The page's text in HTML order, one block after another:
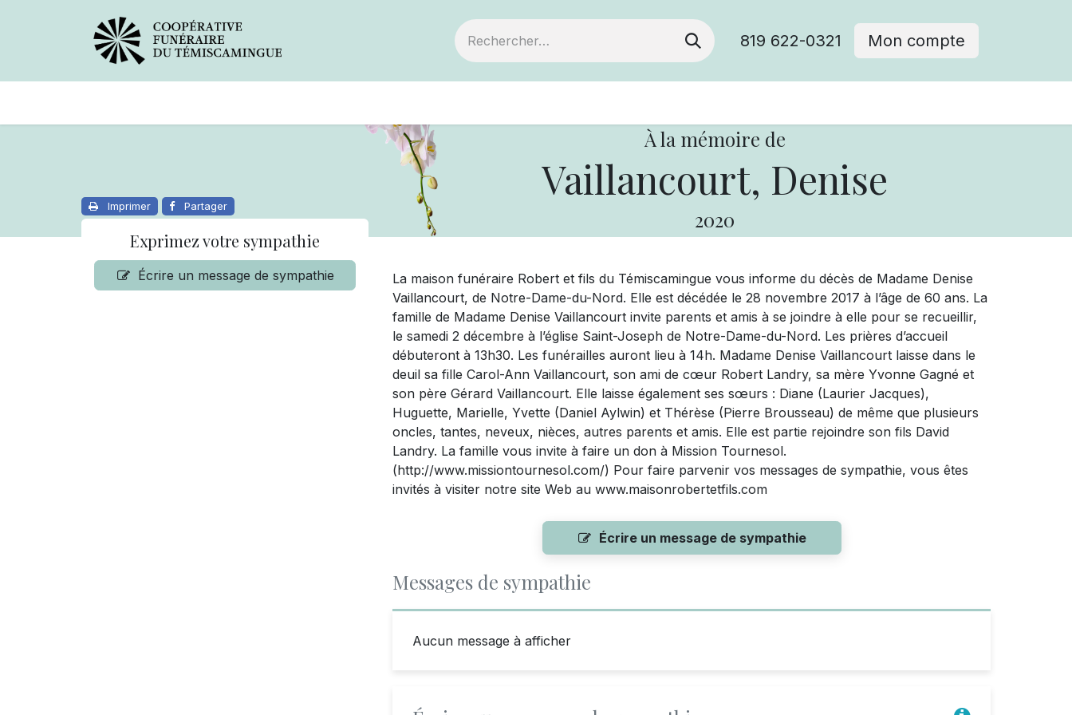
819 622-0321 Mon compte
À la mémoire de
Vaillancourt, Denise
2020
Imprimer Partager
Exprimez votre sympathie
Écrire un message de sympathie
La maison funéraire Robert et fils du Témiscamingue vous informe du décès de Madame Denise
Vaillancourt, de Notre-Dame-du-Nord. Elle est décédée le 28 novembre 2017 à l’âge de 60 ans. La
famille de Madame Denise Vaillancourt invite parents et amis à se joindre à elle pour se recueillir,
le samedi 2 décembre à l’église Saint-Joseph de Notre-Dame-du-Nord. Les prières d’accueil
débuteront à 13h30. Les funérailles auront lieu à 14h. Madame Denise Vaillancourt laisse dans le
deuil sa fille Carol-Ann Vaillancourt, son ami de cœur Robert Landry, sa mère Yvonne Gagné et
son père Gérard Vaillancourt. Elle laisse également ses sœurs : Diane (Laurier Jacques),
Huguette, Marielle, Yvette (Daniel Aylwin) et Thérèse (Pierre Brousseau) de même que plusieurs
oncles, tantes, neveux, nièces, autres parents et amis. Elle est partie rejoindre son fils David
Landry. La famille vous invite à faire un don à Mission Tournesol.
(http://www.missiontournesol.com/) Pour faire parvenir vos messages de sympathie, vous êtes
invités à visiter notre site Web au www.maisonrobertetfils.com
Écrire un message de sympathie
Messages de sympathie
Aucun message à afficher